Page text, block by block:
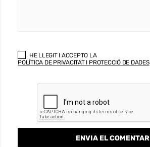
HE LLEGIT I ACCEPTO LA
POLÍTICA DE PRIVACITAT I PROTECCIÓ DE DADES